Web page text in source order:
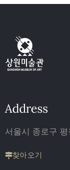
Address
서울시 종로구
찾아오기